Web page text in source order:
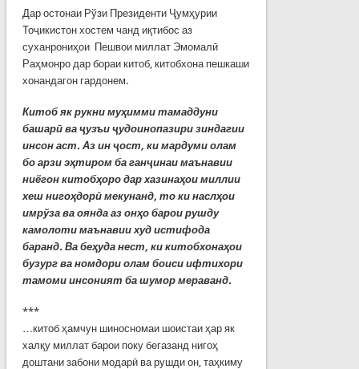
Дар остонаи Рўзи Президенти Ҷумҳурии
Тоҷикистон хостем чанд иқтибос аз
суханрониҳои Пешвои миллат Эмомалӣ
Раҳмонро дар бораи китоб, китобхона пешкаши
хонандагон гардонем.
Китоб як рукни муҳимми тамаддуни
башарӣ ва ҷузъи ҷудоинопазири зиндагии
инсон аст. Аз ин ҷост, ки мардуми олам
бо арзи эҳтиром ба ганҷинаи маънавии
ниёгон китобҳоро дар хазинаҳои миллии
хеш нигоҳдорӣ мекунанд, то ки наслҳои
имрўза ва оянда аз онҳо барои рушду
камолоти маънавии худ истифода
баранд. Ва беҳуда нест, ки китобхонаҳои
бузург ва номдори олам боиси ифтихори
тамоми инсоният ба шумор мераванд.
***
…китоб ҳамчун шиносномаи шоистаи ҳар як
халқу миллат барои поку бегазанд нигоҳ
доштани забони модарӣ ва рушди он, таҳкиму